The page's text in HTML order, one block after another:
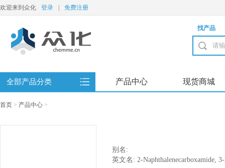
欢迎来到众化 登录 免费注册
找产品
全部产品分类 产品中心 现货商城
首页 > 产品中心 >
别名:
英文名: 2-Naphthalenecarboxamide,